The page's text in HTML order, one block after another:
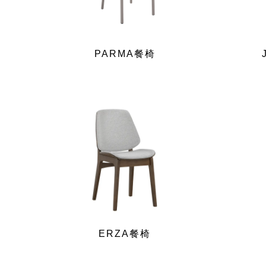
PARMA餐椅
ERZA餐椅